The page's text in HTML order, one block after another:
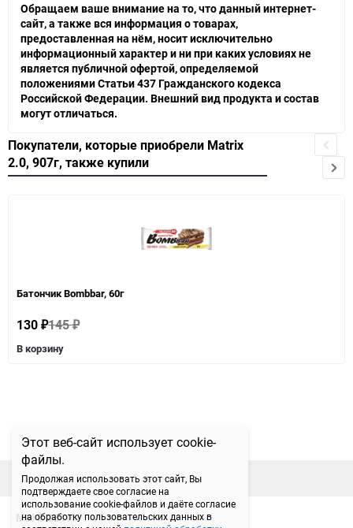
Этот веб-сайт использует cookie-
файлы.
Продолжая использовать этот сайт, Вы
подтверждаете свое согласие на
использование cookie-файлов и даёте согласие
на обработку пользовательских данных в
Обращаем ваше внимание на то, что данный интернет-
сайт, а также вся информация о товарах,
предоставленная на нём, носит исключительно
информационный характер и ни при каких условиях не
является публичной офертой, определяемой
положениями Статьи 437 Гражданского кодекса
Российской Федерации. Внешний вид продукта и состав
могут отличаться.
Покупатели, которые приобрели Matrix
2.0, 907г, также купили
Батончик Bombbar, 60г
130 ₽145₽
В корзину
наверх
МЫ В СЕТИ